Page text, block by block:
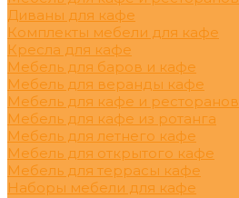
Диваны для кафе
Комплекты мебели для кафе
Кресла для кафе
Мебель для баров и кафе
Мебель для веранды кафе
Мебель для кафе и ресторанов
Мебель для кафе из ротанга
Мебель для летнего кафе
Мебель для открытого кафе
Мебель для террасы кафе
Наборы мебели для кафе